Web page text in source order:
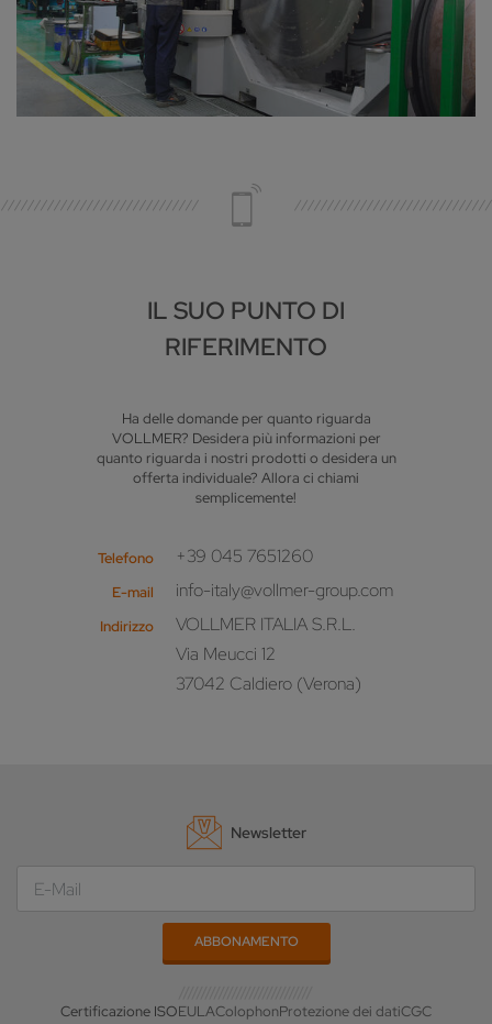
IL SUO PUNTO DI
RIFERIMENTO
Ha delle domande per quanto riguarda
VOLLMER? Desidera più informazioni per
quanto riguarda i nostri prodotti o desidera un
offerta individuale? Allora ci chiami
semplicemente!
Telefono +39 045 7651260
E-mail info-italy@vollmer-group.com
Indirizzo
VOLLMER ITALIA S.R.L.
Via Meucci 12
37042 Caldiero (Verona)
Newsletter
Certificazione ISOEULAColophonProtezione dei datiCGC